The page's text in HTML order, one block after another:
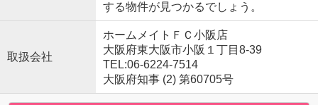
する物件が見つかるでしょう。
取扱会社
ホームメイトＦＣ小阪店
大阪府東大阪市小阪１丁目8-39
TEL:06-6224-7514
大阪府知事 (2) 第60705号